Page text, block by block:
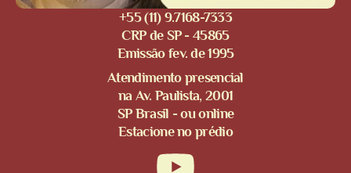
+55 (11) 9.7168-7333
CRP de SP - 45865
Emissão fev. de 1995
Atendimento presencial
na Av. Paulista, 2001
SP Brasil - ou online
Estacione no prédio